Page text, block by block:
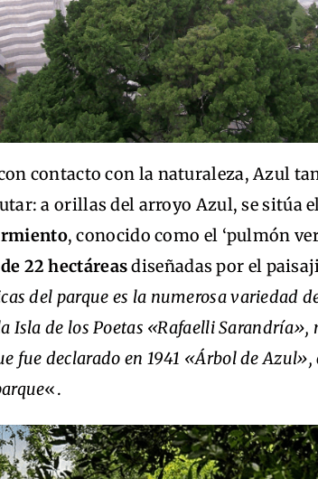
contacto con la naturaleza, Azul
a orillas del arroyo Azul, se sitúa
, conocido como el ‘pulmón
22 hectáreasdiseñadas por el
del parque es la numerosa variedad
Isla de los Poetas «Rafaelli Sarandría»,
fue declarado en 1941 «Árbol de
«.